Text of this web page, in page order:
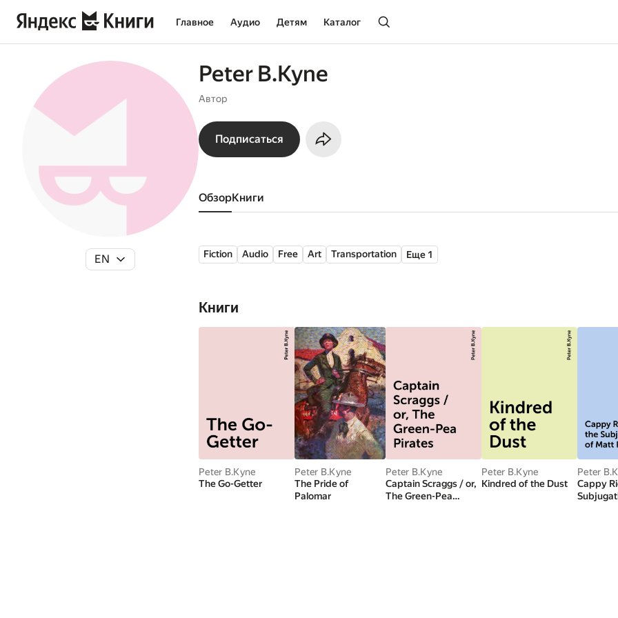
Главное Аудио Детям Каталог
EN
Peter B.Kyne
Автор
Подписаться
Обзор книги
Fiction Audio Free Art Transportation Еще 1
Книги
Peter B.Kyne
The Go-Getter
Peter B.Kyne
The Pride of
Palomar
Peter B.Kyne
Captain Scraggs / or,
The Green-Pea
Peter B.Kyne
Kindred of the Dust
Peter
Cappy